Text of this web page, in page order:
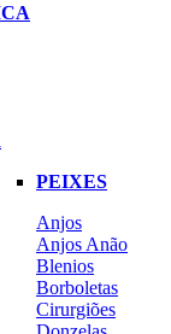
PEIXES
Anjos
Anjos Anão
Blenios
Borboletas
Cirurgiões